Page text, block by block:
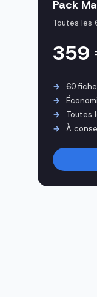
Pack
Toutes les
60
Toutes
À